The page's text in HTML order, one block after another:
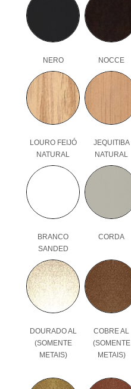
NERO NOCCE
LOURO FEIJÓ
NATURAL
JEQUITIBA
NATURAL
BRANCO
SANDED
CORDA
DOURADO AL
(SOMENTE
METAIS)
COBRE AL
(SOMENTE
METAIS)